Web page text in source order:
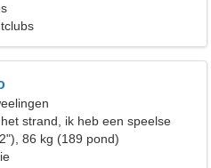
strand, ik heb een speelse
86 kg (189 pond)